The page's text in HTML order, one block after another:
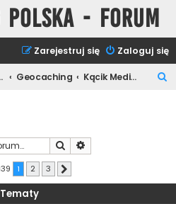
Polska - Forum
Zaloguj się
Zarejestruj się
Geocaching Kącik Medialny
Szukaj
1 2 3
Tematy